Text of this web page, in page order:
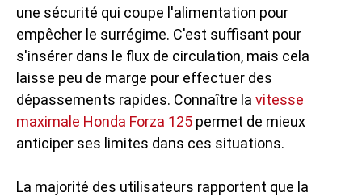
une sécurité qui coupe l'alimentation pour
empêcher le surrégime. C'est suffisant pour
s'insérer dans le flux de circulation, mais cela
laisse peu de marge pour effectuer des
dépassements rapides. Connaître la vitesse
maximale Honda Forza 125 permet de mieux
anticiper ses limites dans ces situations.
La majorité des utilisateurs rapportent que la